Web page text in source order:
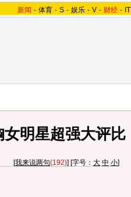
新闻 - 体育 - S - 娱乐 - V - 财经 - IT
明星超强大评比
[我来说两句(192)] [字号： 大 中 小]